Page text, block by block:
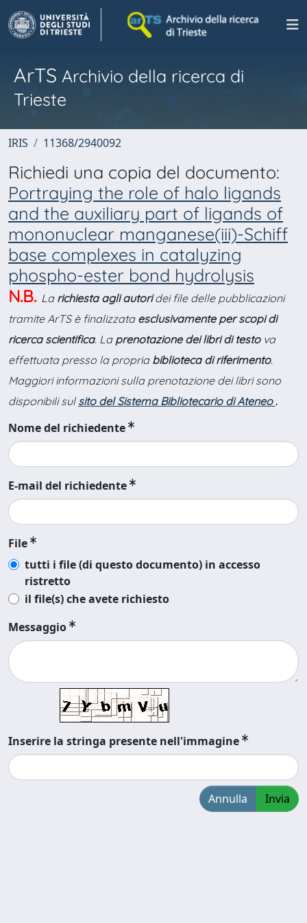
ArTS Archivio della ricerca di
Trieste
IRIS 11368/2940092
Richiedi una copia del documento:
Portraying the role of halo ligands
and the auxiliary part of ligands of
mononuclear manganese(iii)-Schiff
base complexes in catalyzing
phospho-ester bond hydrolysis
N.B. La richiesta agli autoridei file delle pubblicazioni
tramite ArTS è finalizzata esclusivamente per scopi di
ricerca scientifica. La prenotazione dei libri di testova
effettuata presso la propria biblioteca di riferimento.
Maggiori informazioni sulla prenotazione dei libri sono
disponibili sul sito del Sistema Bibliotecario di Ateneo .
Nome del richiedente
E-mail del richiedente
File
tutti i file (di questo documento) in accesso
ristretto
il file(s) che avete richiesto
Messaggio
Inserire la stringa presente nell'immagine
Annulla Invia